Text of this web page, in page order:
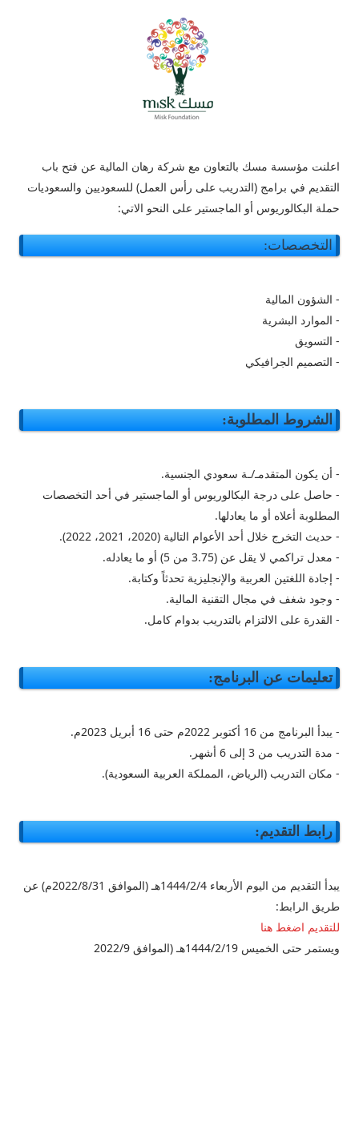
اعلنت مؤسسة مسك بالتعاون مع شركة رهان المالية عن فتح باب
التقديم في برامج (التدريب على رأس العمل) للسعوديين والسعوديات
حملة البكالوريوس أو الماجستير على النحو الاتي:
التخصصات:
- الشؤون المالية
- الموارد البشرية
- التسويق
- التصميم الجرافيكي
الشروط المطلوبة:
- أن يكون المتقدمـ/ـة سعودي الجنسية.
- حاصل على درجة البكالوريوس أو الماجستير في أحد التخصصات
المطلوبة أعلاه أو ما يعادلها.
- حديث التخرج خلال أحد الأعوام التالية (2020، 2021، 2022).
- معدل تراكمي لا يقل عن (3.75 من 5) أو ما يعادله.
- إجادة اللغتين العربية والإنجليزية تحدثاً وكتابة.
- وجود شغف في مجال التقنية المالية.
- القدرة على الالتزام بالتدريب بدوام كامل.
تعليمات عن البرنامج:
- يبدأ البرنامج من 16 أكتوبر 2022م حتى 16 أبريل 2023م.
- مدة التدريب من 3 إلى 6 أشهر.
- مكان التدريب (الرياض، المملكة العربية السعودية).
رابط التقديم:
يبدأ التقديم من اليوم الأربعاء 1444/2/4هـ (الموافق 2022/8/31م) عن
طريق الرابط:
للتقديم اضغط هنا
ويستمر حتى الخميس 1444/2/19هـ (الموافق 2022/9